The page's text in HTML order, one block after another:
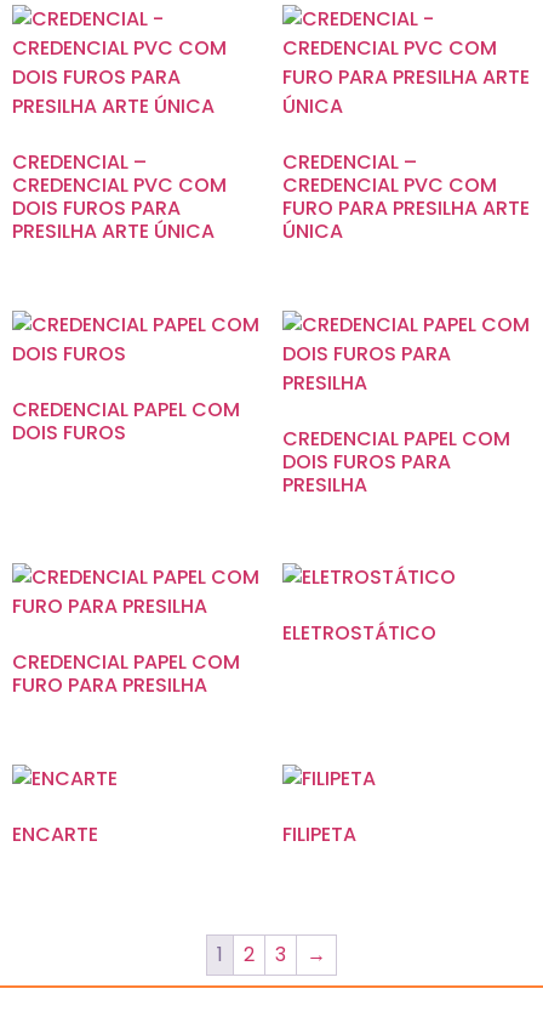
CREDENCIAL –
CREDENCIAL PVC COM
DOIS FUROS PARA
PRESILHA ARTE ÚNICA
CREDENCIAL –
CREDENCIAL PVC COM
FURO PARA PRESILHA ARTE
ÚNICA
CREDENCIAL PAPEL COM
DOIS FUROS
CREDENCIAL PAPEL COM
DOIS FUROS PARA
PRESILHA
CREDENCIAL PAPEL COM
FURO PARA PRESILHA
ELETROSTÁTICO
ENCARTE FILIPETA
1 2 3 →